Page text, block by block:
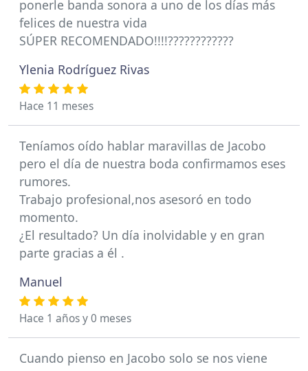
ponerle banda sonora a uno de los días más
felices de nuestra vida
SÚPER RECOMENDADO!!!!????????????
Ylenia Rodríguez Rivas
Hace 11 meses
Teníamos oído hablar maravillas de Jacobo
pero el día de nuestra boda confirmamos eses
rumores.
Trabajo profesional,nos asesoró en todo
momento.
¿El resultado? Un día inolvidable y en gran
parte gracias a él .
Manuel
Hace 1 años y 0 meses
Cuando pienso en Jacobo solo se nos viene